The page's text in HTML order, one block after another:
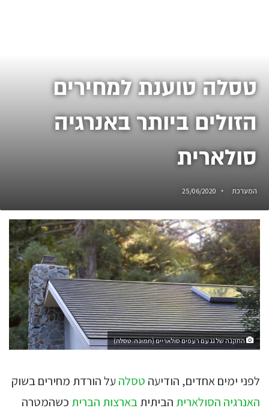
טסלה טוענת למחירים
הזולים ביותר באנרגיה
סולארית
המערכת 25/06/2020
התקנה של גג עם רעפים סולאריים (תמונה: טסלה)
לפני ימים אחדים, הודיעה טסלה על הורדת מחירים בשוק
האנרגיה הסולארית הביתיתבארצות הברית כשהמטרה